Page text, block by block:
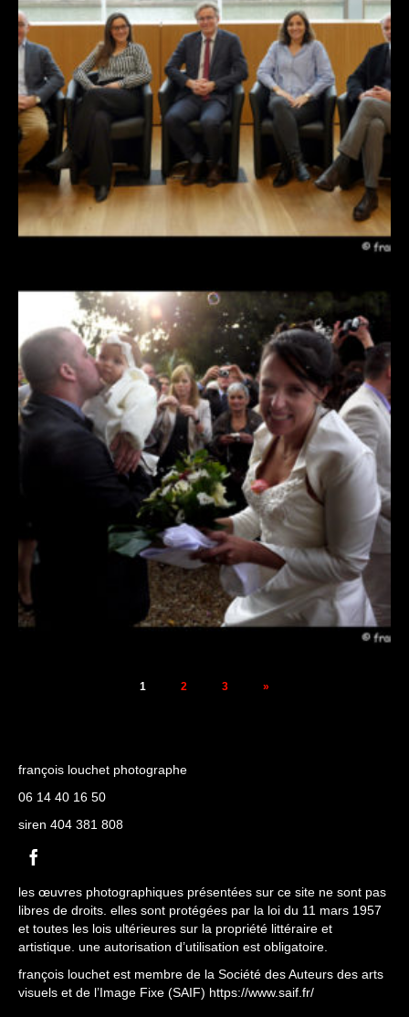
1 2 3 »
françois louchet photographe
06 14 40 16 50
siren 404 381 808
les œuvres photographiques présentées sur ce site ne sont pas
libres de droits. elles sont protégées par la loi du 11 mars 1957
et toutes les lois ultérieures sur la propriété littéraire et
artistique. une autorisation d’utilisation est obligatoire.
françois louchet est membre de la Société des Auteurs des arts
visuels et de l’Image Fixe (SAIF) https://www.saif.fr/